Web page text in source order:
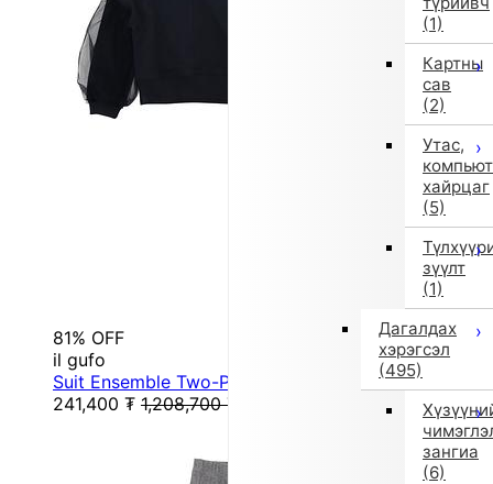
(1)
Картны
сав
(2)
Утас,
хайрцаг
(5)
зүүлт
(1)
Дагалдах
хэрэгсэл
(495)
зангиа
(6)
81% OFF
il gufo
Suit Ensemble Two-Piece Set (Black)
241,400 ₮ 1,208,700 ₮